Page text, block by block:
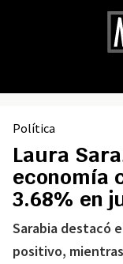
Política
Laura
economía
3.68% en
Sarabia destacó
positivo,